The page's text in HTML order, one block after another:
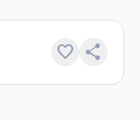
favorite share